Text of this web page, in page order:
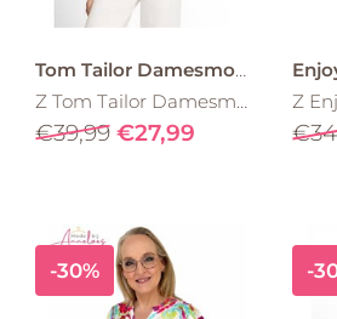
Tom Tailor Damesmode
Z Tom Tailor Damesmode blouse vhals shape 1051084
€39,99 €27,99
Z Enjoy
-30% -